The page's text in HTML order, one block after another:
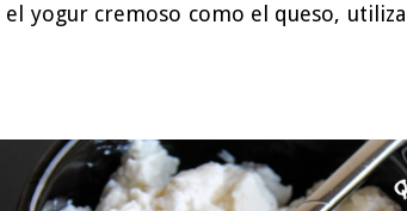
yogur cremoso como el queso,